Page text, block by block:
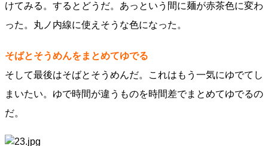
けてみる。するとどうだ。あっという間に麺が赤茶色に変わ
った。丸ノ内線に使えそうな色になった。
そばとそうめんをまとめてゆでる
そして最後はそばとそうめんだ。これはもう一気にゆでてし
まいたい。ゆで時間が違うものを時間差でまとめてゆでるの
だ。